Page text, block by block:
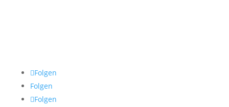
Folgen
Folgen
Folgen